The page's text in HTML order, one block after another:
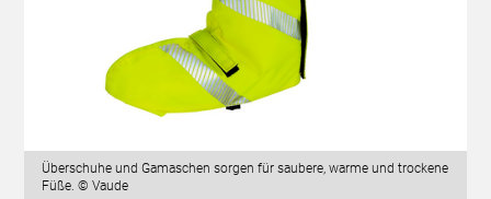
Überschuhe und Gamaschen sorgen für saubere, warme und trockene
Füße. © Vaude